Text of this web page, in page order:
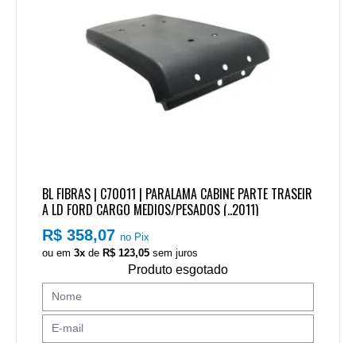
BL FIBRAS | C70011 | PARALAMA CABINE PARTE TRASEIR
A LD FORD CARGO MEDIOS/PESADOS (..2011)
R$ 358,07no Pix
ou em3x de R$ 123,05 sem juros
Produto esgotado